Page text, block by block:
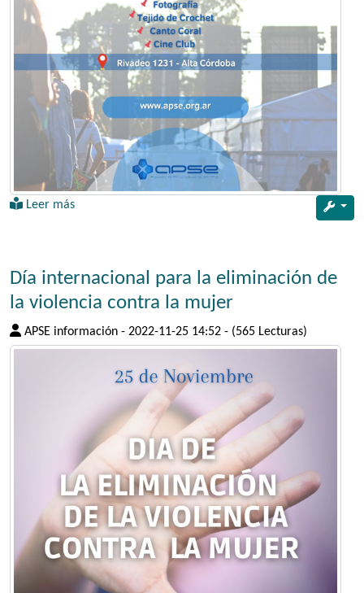
Leer más
Día internacional para la eliminación de
la violencia contra la mujer
APSE información - 2022-11-25 14:52 - (565 Lecturas)